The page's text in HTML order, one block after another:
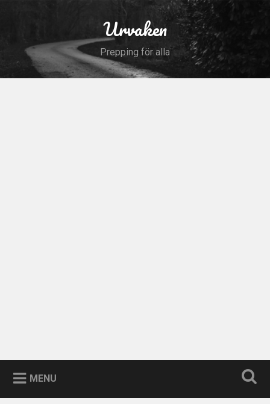
Urvaken
Prepping för alla
MENU